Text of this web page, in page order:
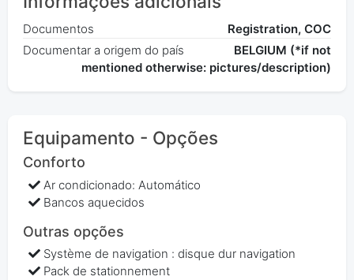
Documentos
Registration, COC
Documentar a origem do país
BELGIUM (*if not
mentioned otherwise: pictures/description)
Equipamento - Opções
Conforto
Ar condicionado: Automático
Bancos aquecidos
Outras opções
Système de navigation : disque dur navigation
Pack de stationnement